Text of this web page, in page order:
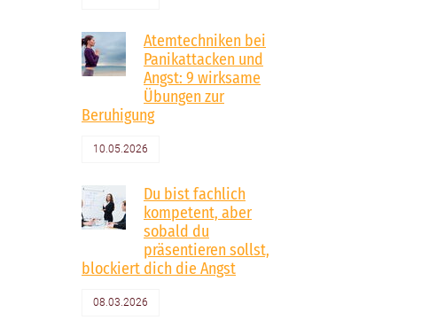
Atemtechniken bei
Panikattacken und
Angst: 9 wirksame
Übungen zur
Beruhigung
10.05.2026
Du bist fachlich
kompetent, aber
sobald du
präsentieren sollst,
blockiert dich die Angst
08.03.2026